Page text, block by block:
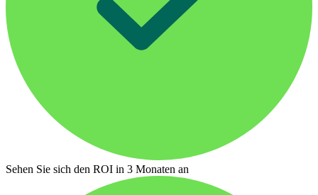
Sehen Sie sich den ROI in 3 Monaten an